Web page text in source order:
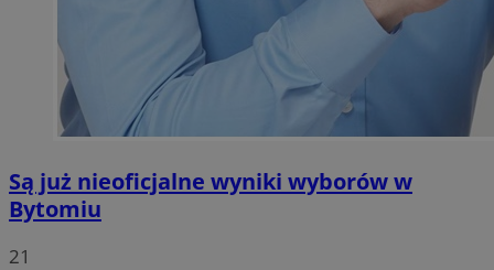
Są już nieoficjalne wyniki wyborów w
Bytomiu
21